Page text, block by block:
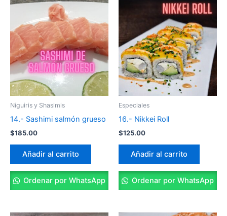
Niguiris y Shasimis
14.- Sashimi salmón grueso
$185.00
Añadir al carrito
Ordenar por WhatsApp
Especiales
16.- Nikkei Roll
$125.00
Añadir al carrito
Ordenar por WhatsApp